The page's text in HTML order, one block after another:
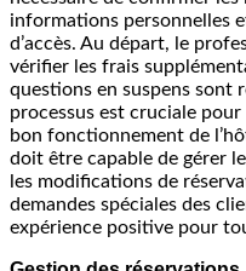
informations personnelles
d’accès. Au départ, le
vérifier les frais
questions en suspens sont
processus est cruciale
bon fonctionnement de
doit être capable de gérer
les modifications de
demandes spéciales des
expérience positive pour